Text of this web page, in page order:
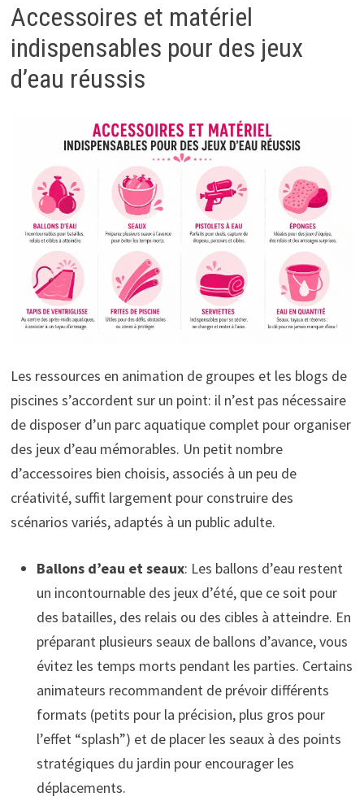
Accessoires et matériel
indispensables pour des jeux
d’eau réussis
Les ressources en animation de groupes et les blogs de
piscines s’accordent sur un point: il n’est pas nécessaire
de disposer d’un parc aquatique complet pour organiser
des jeux d’eau mémorables. Un petit nombre
d’accessoires bien choisis, associés à un peu de
créativité, suffit largement pour construire des
scénarios variés, adaptés à un public adulte.
Ballons d’eau et seaux: Les ballons d’eau restent
un incontournable des jeux d’été, que ce soit pour
des batailles, des relais ou des cibles à atteindre. En
préparant plusieurs seaux de ballons d’avance, vous
évitez les temps morts pendant les parties. Certains
animateurs recommandent de prévoir différents
formats (petits pour la précision, plus gros pour
l’effet “splash”) et de placer les seaux à des points
stratégiques du jardin pour encourager les
déplacements.